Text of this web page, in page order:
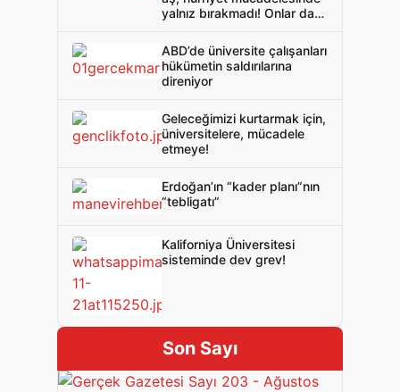
yalnız bırakmadı! Onlar da
Dayanışma dersi, geride
kimseyi bırakmamak için
açık derslerle, sınıf
okullarıyla devam ediyor!
ABD’de üniversite çalışanları
hükümetin saldırılarına
direniyor
Geleceğimizi kurtarmak için,
üniversitelere, mücadele
etmeye!
Erdoğan’ın “kader planı”nın
“tebligatı”
Kaliforniya Üniversitesi
sisteminde dev grev!
Son Sayı